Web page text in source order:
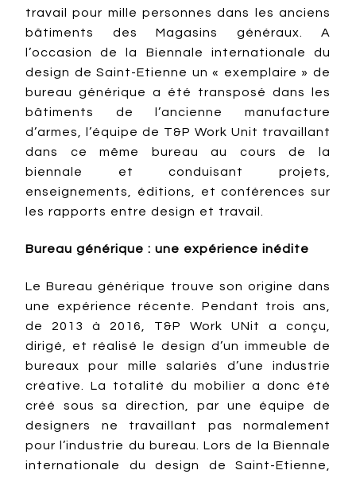
travail pour mille personnes dans les anciens
bâtiments des Magasins généraux. A
l’occasion de la Biennale internationale du
design de Saint-Etienne un « exemplaire » de
bureau générique a été transposé dans les
bâtiments de l’ancienne manufacture
d’armes, l’équipe de T&P Work Unit travaillant
dans ce même bureau au cours de la
biennale et conduisant projets,
enseignements, éditions, et conférences sur
les rapports entre design et travail.
Bureau générique : une expérience inédite
Le Bureau générique trouve son origine dans
une expérience récente. Pendant trois ans,
de 2013 à 2016, T&P Work UNit a conçu,
dirigé, et réalisé le design d’un immeuble de
bureaux pour mille salariés d’une industrie
créative. La totalité du mobilier a donc été
créé sous sa direction, par une équipe de
designers ne travaillant pas normalement
pour l’industrie du bureau. Lors de la Biennale
internationale du design de Saint-Etienne,